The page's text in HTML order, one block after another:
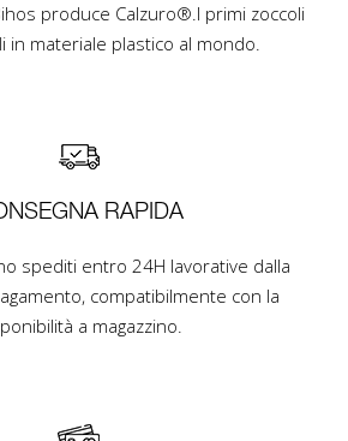
produce Calzuro®.I primi zoccoli
in materiale plastico al mondo.
RAPIDA
spediti entro 24H lavorative dalla
compatibilmente con la
a magazzino.